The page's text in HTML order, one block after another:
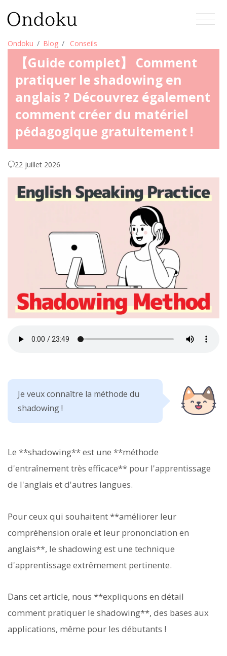
Ondoku Blog Conseils
【Guide complet】 Comment
pratiquer le shadowing en
anglais ? Découvrez également
comment créer du matériel
pédagogique gratuitement !
22 juillet 2026
Je veux connaître la méthode du
shadowing !
Le **shadowing** est une **méthode
d'entraînement très efficace** pour l'apprentissage
de l'anglais et d'autres langues.
Pour ceux qui souhaitent **améliorer leur
compréhension orale et leur prononciation en
anglais**, le shadowing est une technique
d'apprentissage extrêmement pertinente.
Dans cet article, nous **expliquons en détail
comment pratiquer le shadowing**, des bases aux
applications, même pour les débutants !